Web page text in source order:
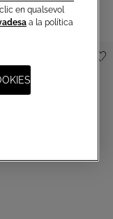
en qualsevol
a la política